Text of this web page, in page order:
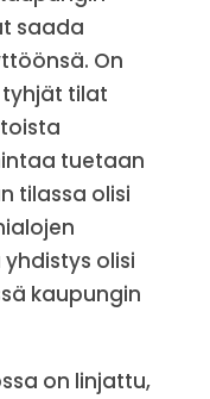
saada
On
tilat
tuetaan
tilassa olisi
olisi
kaupungin
on linjattu,